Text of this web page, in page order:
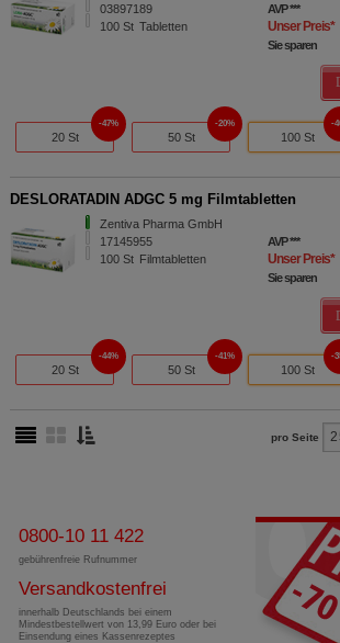
03897189
100 St Tabletten
AVP***
Unser Preis*
Sie sparen
20 St
47%
50 St
20%
100 St
DESLORATADIN ADGC 5 mg Filmtabletten
Zentiva Pharma GmbH
17145955
100 St Filmtabletten
AVP***
Unser Preis*
Sie sparen
20 St
44%
50 St
41%
100 St
pro Seite
0800-10 11 422
gebührenfreie Rufnummer
Versandkostenfrei
innerhalb Deutschlands bei einem
Mindestbestellwert von 13,99 Euro oder bei
Einsendung eines Kassenrezeptes